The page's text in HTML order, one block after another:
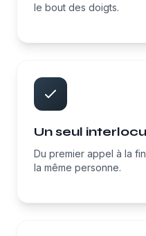
le bout des doigts.
Un seul
Du premier appel à la
la même personne.